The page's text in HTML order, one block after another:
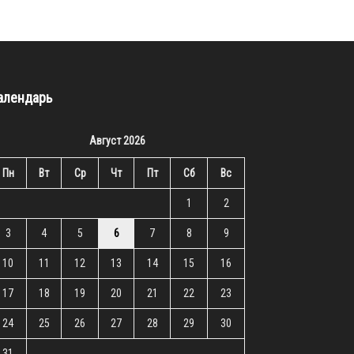
Август 2026
Пн Вт Ср Чт Пт Сб Вс
1 2
3 4 5 6 7 8 9
10 11 12 13 14 15 16
17 18 19 20 21 22 23
24 25 26 27 28 29 30